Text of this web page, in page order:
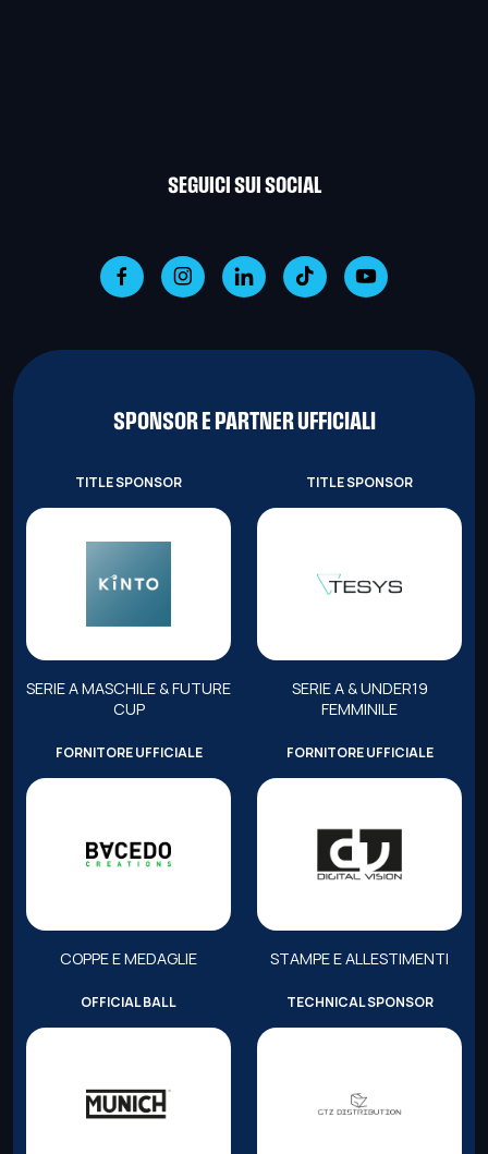
SEGUICI SUI SOCIAL
SPONSOR E PARTNER UFFICIALI
TITLE SPONSOR
SERIE A MASCHILE & FUTURE
CUP
TITLE SPONSOR
SERIE A & UNDER19
FEMMINILE
FORNITORE UFFICIALE
COPPE E MEDAGLIE
FORNITORE UFFICIALE
STAMPE E ALLESTIMENTI
OFFICIAL BALL TECHNICAL SPONSOR